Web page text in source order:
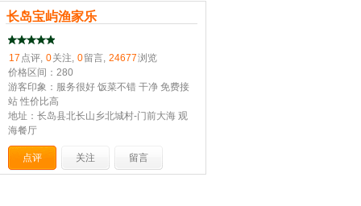
长岛宝屿渔家乐
17 点评, 0关注, 0留言, 24677浏览
价格区间：280
游客印象：服务很好 饭菜不错 干净 免费接
站 性价比高
地址：长岛县北长山乡北城村-门前大海 观
海餐厅
点评 关注 留言